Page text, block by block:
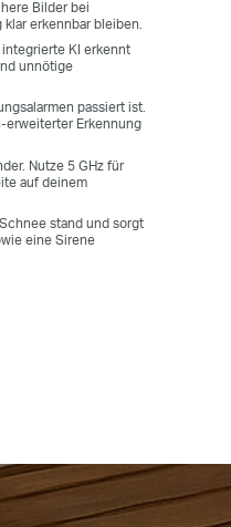
Bilder bei
erkennbar bleiben.
integrierte KI erkennt
unnötige
passiert ist.
erweiterter Erkennung
Nutze 5 GHz für
auf deinem
stand und sorgt
eine Sirene